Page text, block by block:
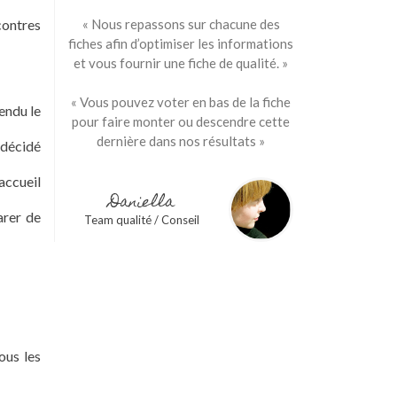
le
de
les
« Nous repassons sur chacune des
fiches afin d’optimiser les informations
et vous fournir une fiche de qualité. »
« Vous pouvez voter en bas de la fiche
pour faire monter ou descendre cette
dernière dans nos résultats »
Daniella
Team qualité / Conseil